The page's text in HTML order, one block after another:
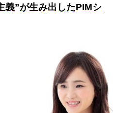
義”が生み出したPIMシ